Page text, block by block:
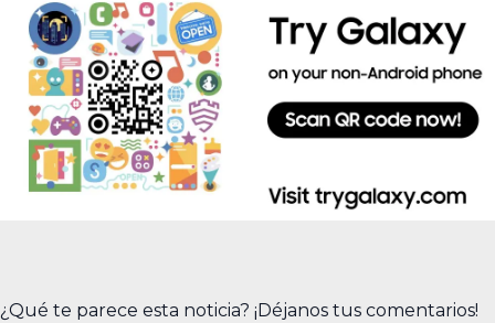
¿Qué te parece esta noticia? ¡Déjanos tus comentarios!